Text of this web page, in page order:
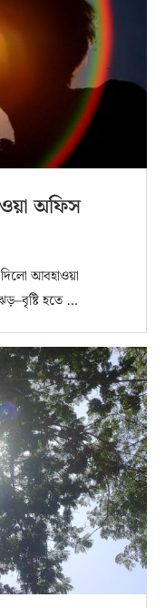
অফিস
আবহাওয়া
হতে …